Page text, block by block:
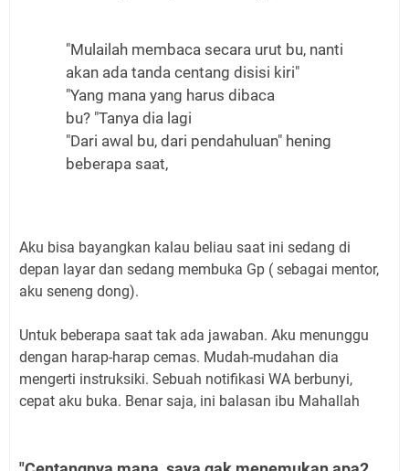
"Mulailah membaca secara urut bu, nanti
akan ada tanda centang disisi kiri"
"Yang mana yang harus dibaca
bu? "Tanya dia lagi
"Dari awal bu, dari pendahuluan" hening
beberapa saat,
Aku bisa bayangkan kalau beliau saat ini sedang di
depan layar dan sedang membuka Gp ( sebagai mentor,
aku seneng dong).
Untuk beberapa saat tak ada jawaban. Aku menunggu
dengan harap-harap cemas. Mudah-mudahan dia
mengerti instruksiki. Sebuah notifikasi WA berbunyi,
cepat aku buka. Benar saja, ini balasan ibu Mahallah